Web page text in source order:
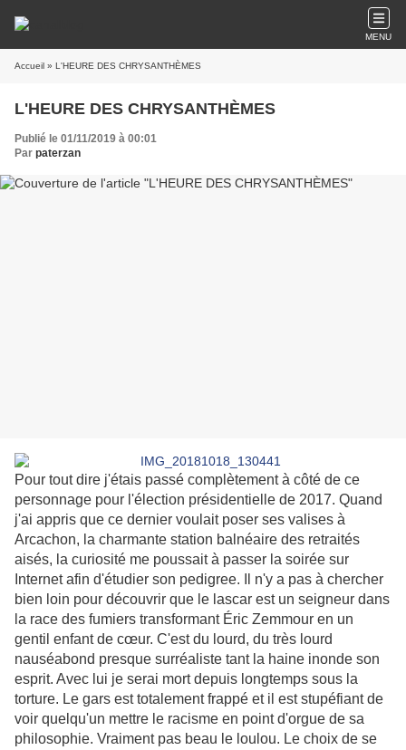
MENU
Accueil » L'HEURE DES CHRYSANTHÈMES
L'HEURE DES CHRYSANTHÈMES
Publié le 01/11/2019 à 00:01
Par paterzan
Pour tout dire j'étais passé complètement à côté de ce
personnage pour l'élection présidentielle de 2017. Quand
j'ai appris que ce dernier voulait poser ses valises à
Arcachon, la charmante station balnéaire des retraités
aisés, la curiosité me poussait à passer la soirée sur
Internet afin d'étudier son pedigree. Il n'y a pas à chercher
bien loin pour découvrir que le lascar est un seigneur dans
la race des fumiers transformant Éric Zemmour en un
gentil enfant de cœur. C'est du lourd, du très lourd
nauséabond presque surréaliste tant la haine inonde son
esprit. Avec lui je serai mort depuis longtemps sous la
torture. Le gars est totalement frappé et il est stupéfiant de
voir quelqu'un mettre le racisme en point d'orgue de sa
philosophie. Vraiment pas beau le loulou. Le choix de se